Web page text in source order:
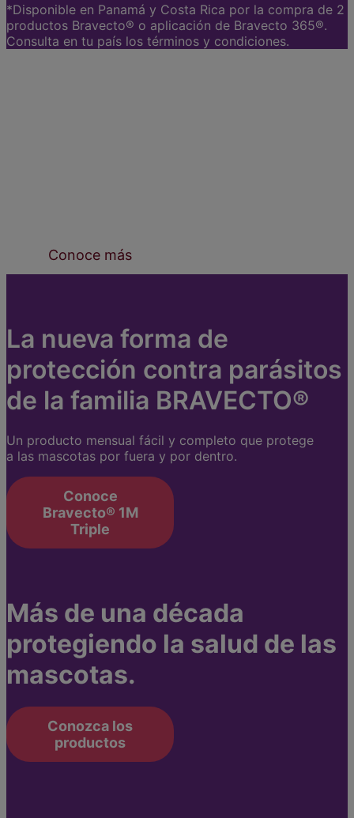
*Disponible en Panamá y Costa Rica por la compra de 2
productos Bravecto® o aplicación de Bravecto 365®.
Consulta en tu país los términos y condiciones.
Conoce más
La nueva forma de
protección contra parásitos
de la familia BRAVECTO®
Un producto mensual fácil y completo que protege
a las mascotas por fuera y por dentro.
Conoce
Bravecto® 1M
Triple
Más de una década
protegiendo la salud de las
mascotas.
Conozca los
productos